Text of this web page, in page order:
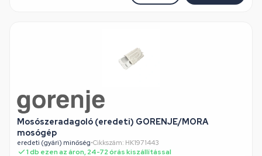
Mosószeradagoló (eredeti) GORENJE/MORA
mosógép
eredeti (gyári) minőség•Cikkszám: HK1971443
1 db ezen az áron, 24-72 órás kiszállítással